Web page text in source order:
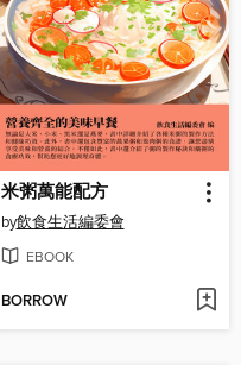
米粥萬能配方
by飲食生活編委會
EBOOK
BORROW